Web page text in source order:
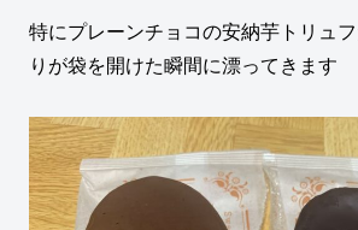
特にプレーンチョコの安納芋トリュ
りが袋を開けた瞬間に漂ってきます